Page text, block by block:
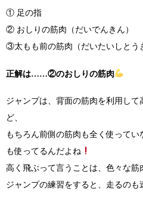
① 足の指
② おしりの筋肉（だいでんきん）
③太もも前の筋肉（だいたいしとう
正解は……②のおしりの筋肉
ジャンプは、背面の筋肉を利用し
ど、
もちろん前側の筋肉も全く使って
も使ってるんだよね
高く飛ぶって言うことは、色々な筋
ジャンプの練習をすると、走るのも